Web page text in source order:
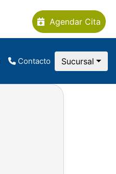
Agendar Cita
Contacto Sucursal